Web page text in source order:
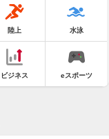
陸上 水泳
ビジネス eスポーツ